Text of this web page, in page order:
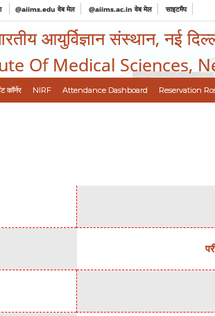
@aiims.edu वेब मेल @aiims.ac.in वेब मेल साइटमैप
आयुर्विज्ञान संस्थान, नई
Of Medical Sciences,
कॉर्नर NIRF Attendance Dashboard Reservation